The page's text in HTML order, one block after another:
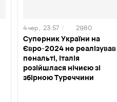
Суперник України на
Євро-2024 не реалізував
пенальті, Італія
розійшлася нічиєю зі
збірною Туреччини
4 чер , 23:57 / 2980